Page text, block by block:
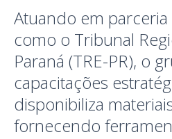
Atuando em
como o Tribunal
Paraná (TRE-PR), o
capacitações
disponibiliza
fornecendo